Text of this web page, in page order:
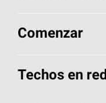
Encuentre un
Componentes
Aspectos básicos
Herramientas de
Comenzar
Llame al 1-800-
Techos en